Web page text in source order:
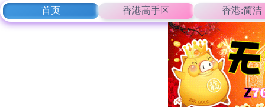
首页 香港高手区 香港:简洁